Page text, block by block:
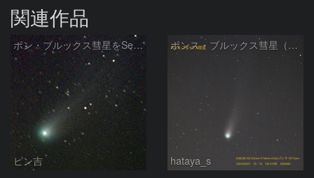
関連作品
ポン・ブルックス彗星をSeeStar S50で撮影画像を再処理
ピン吉
ポンス・ブルックス彗星（12P/Pons-Brooks）2024/04/01
hataya_s